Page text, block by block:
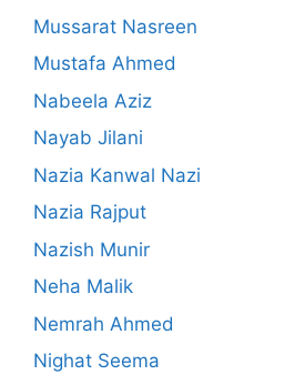
Mussarat Nasreen
Mustafa Ahmed
Nabeela Aziz
Nayab Jilani
Nazia Kanwal Nazi
Nazia Rajput
Nazish Munir
Neha Malik
Nemrah Ahmed
Nighat Seema